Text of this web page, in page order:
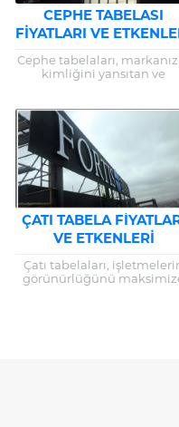
CEPHE TABELASI
FIYATLARI VE
Cephe tabelaları,
kimliğini yansıtan ve
öneme sahip dış mekan
reklam araçlarıdır. Bu
unsurlar,...
ÇATI TABELA
VE ETKENLERI
Çatı tabelaları,
görünürlüğünü